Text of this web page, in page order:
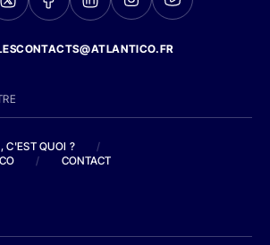
C'EST QUOI ?
/
/ CONTACT